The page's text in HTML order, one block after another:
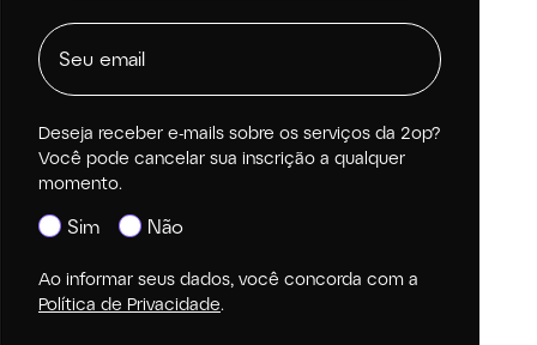
Deseja receber e-mails sobre os serviços da 2op?
Você pode cancelar sua inscrição a qualquer
momento.
Sim Não
Ao informar seus dados, você concorda com a
Política de Privacidade.